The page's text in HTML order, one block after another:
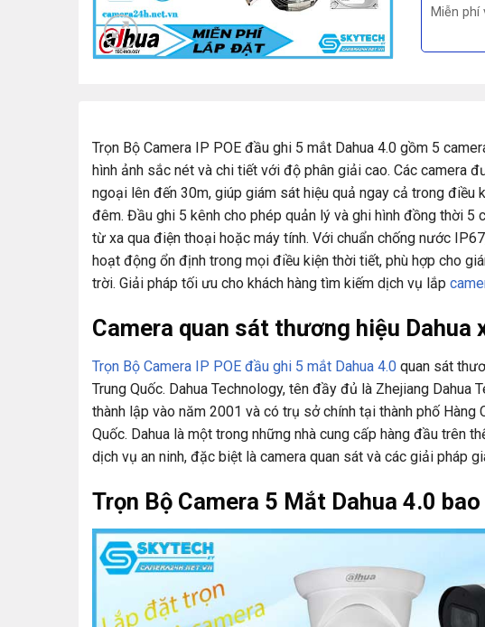
Miễn
Trọn Bộ Camera IP POE đầu ghi 5 mắt Dahua 4.0 gồm 5
hình ảnh sắc nét và chi tiết với độ phân giải cao. Các camera
ngoại lên đến 30m, giúp giám sát hiệu quả ngay cả trong điều
đêm. Đầu ghi 5 kênh cho phép quản lý và ghi hình đồng thời 5
từ xa qua điện thoại hoặc máy tính. Với chuẩn chống nước
hoạt động ổn định trong mọi điều kiện thời tiết, phù hợp cho
trời. Giải pháp tối ưu cho khách hàng tìm kiếm dịch vụ lắp
Camera quan sát thương hiệu Dahua
Trọn Bộ Camera IP POE đầu ghi 5 mắt Dahua 4.0 quan sát
Trung Quốc. Dahua Technology, tên đầy đủ là Zhejiang Dahua
thành lập vào năm 2001 và có trụ sở chính tại thành phố Hàng
Quốc. Dahua là một trong những nhà cung cấp hàng đầu trên
dịch vụ an ninh, đặc biệt là camera quan sát và các giải pháp
Trọn Bộ Camera 5 Mắt Dahua 4.0